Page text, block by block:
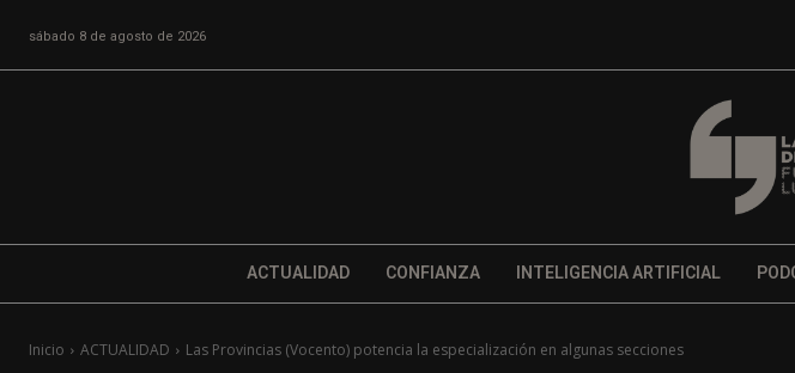
sábado 8 de agosto de 2026
ACTUALIDAD CONFIANZA INTELIGENCIA ARTIFICIAL
Inicio ACTUALIDAD Las Provincias (Vocento) potencia la especialización en algunas secciones